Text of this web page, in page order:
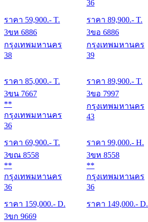
ราคา 59,900.- T.
36
ราคา 89,900.- T.
3ขห 6886
กรุงเทพมหานคร
38
ราคา 85,000.- T.
3ขอ 6886
กรุงเทพมหานคร
39
ราคา 89,900.- T.
3ขน 7667
**
กรุงเทพมหานคร
36
ราคา 69,900.- T.
3ขอ 7997
กรุงเทพมหานคร
43
ราคา 99,000.- H.
3ขณ 8558
**
กรุงเทพมหานคร
36
ราคา 159,000.- D.
3ขห 8558
**
กรุงเทพมหานคร
36
ราคา 149,000.- D.
3ขก 9669